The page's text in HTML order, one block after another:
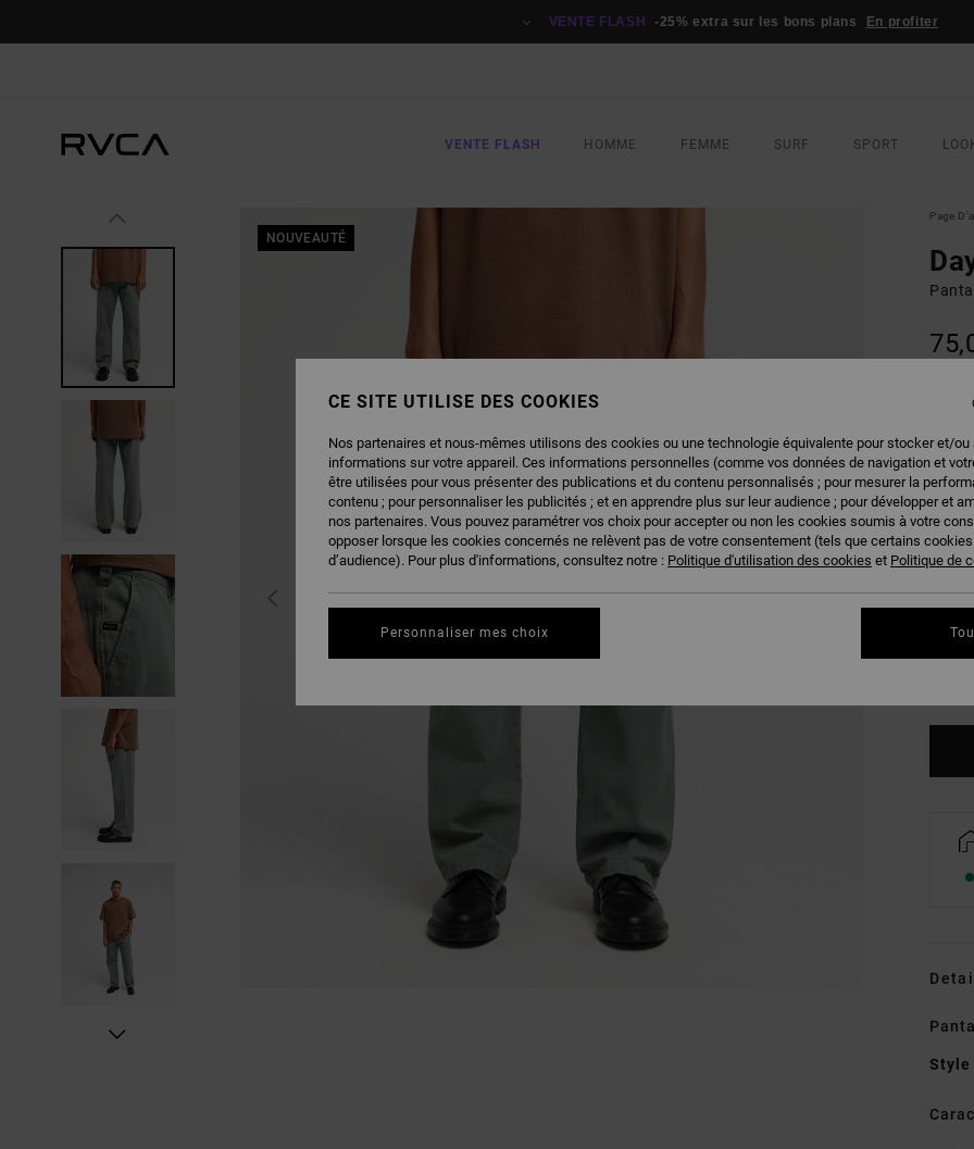
VENTE FLASH -25% extra sur les bons plans En profiter
VENTE FLASH HOMME FEMME SURF SPORT
NOUVEAUTÉ
Page
34
Style
CE SITE UTILISE DES COOKIES
Nos partenaires et nous-mêmes utilisons des cookies ou une technologie équivalente pour stocker et/ou
informations sur votre appareil. Ces informations personnelles (comme vos données de navigation et
être utilisées pour vous présenter des publications et du contenu personnalisés ; pour mesurer la
contenu ; pour personnaliser les publicités ; et en apprendre plus sur leur audience ; pour développer et
nos partenaires. Vous pouvez paramétrer vos choix pour accepter ou non les cookies soumis à votre
opposer lorsque les cookies concernés ne relèvent pas de votre consentement (tels que certains
d’audience). Pour plus d'informations, consultez notre : Politique d'utilisation des cookies et Politique de
Personnaliser mes choix